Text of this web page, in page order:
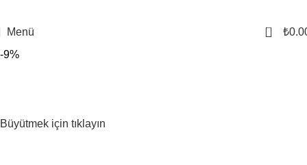
Menü 0 ₺
-9%
Büyütmek için tıklayın